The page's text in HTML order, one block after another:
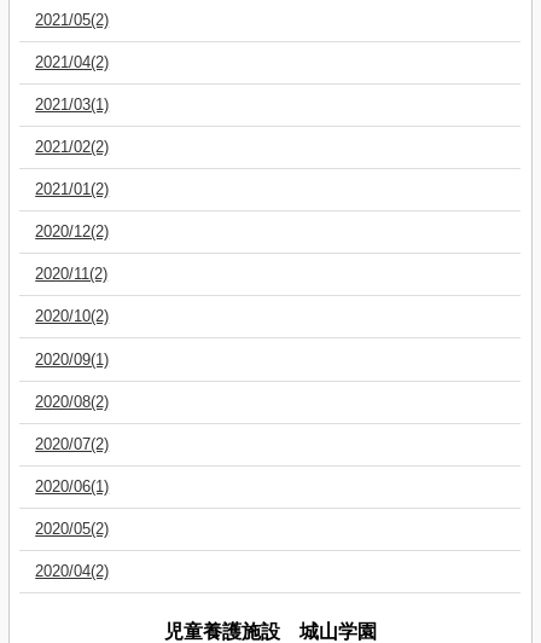
2021/05(2)
2021/04(2)
2021/03(1)
2021/02(2)
2021/01(2)
2020/12(2)
2020/11(2)
2020/10(2)
2020/09(1)
2020/08(2)
2020/07(2)
2020/06(1)
2020/05(2)
2020/04(2)
児童養護施設 城山学園